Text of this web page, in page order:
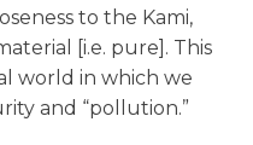
to the Kami,
[i.e. pure]. This
world in which we
and “pollution.”